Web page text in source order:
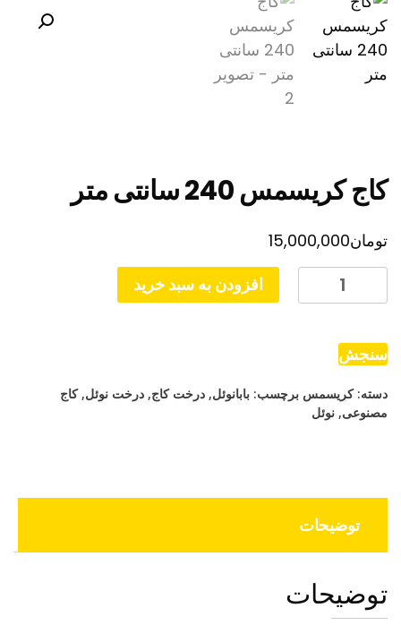
کاج کریسمس 240 سانتی متر
تومان15,000,000
کریسمس
سانتی
عدد
افزودن به سبد خرید
سنجش
دسته:کریسمس برچسب: بابانوئل, درخت کاج, درخت نوئل,کاج
مصنوعی, نوئل
توضیحات
توضیحات